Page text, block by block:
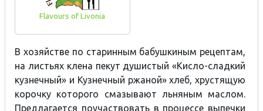
Flavours of Livonia
В хозяйстве по старинным бабушкиным рецептам,
на листьях клена пекут душистый «Кисло-сладкий
кузнечный» и Кузнечный ржаной» хлеб, хрустящую
корочку которого смазывают льняным маслом.
Предлагается поучаствовать в процессе выпечки